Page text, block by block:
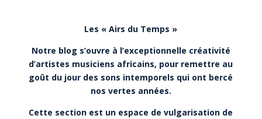
Les « Airs du Temps »
Notre blog s’ouvre à l’exceptionnelle créativité
d’artistes musiciens africains, pour remettre au
goût du jour des sons intemporels qui ont bercé
nos vertes années.
Cette section est un espace de vulgarisation de